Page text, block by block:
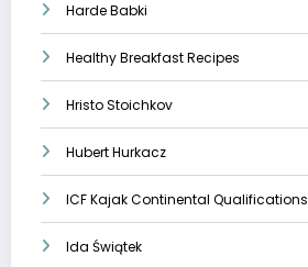
Harde Babki
Healthy Breakfast Recipes
Hristo Stoichkov
Hubert Hurkacz
ICF Kajak Continental Qualifications
Ida Świątek